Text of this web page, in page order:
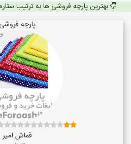
بهترین پارچه فروشی ها به ترتیب
پارچه فروشی
قماش امیر